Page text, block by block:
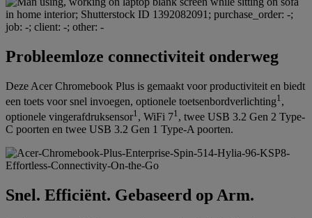
Probleemloze connectiviteit onderweg
Deze Acer Chromebook Plus is gemaakt voor productiviteit en biedt
een toets voor snel invoegen, optionele toetsenbordverlichting1 ,
optionele vingerafdruksensor1, WiFi 71, twee USB 3.2 Gen 2 Type-
C poorten en twee USB 3.2 Gen 1 Type-A poorten.
Snel. Efficiënt. Gebaseerd op Arm.